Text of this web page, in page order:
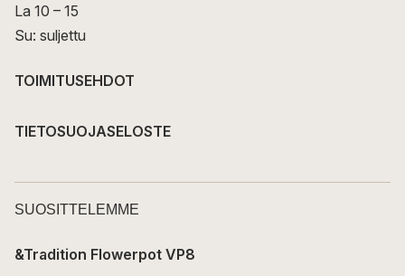
La 10 – 15
Su: suljettu
TOIMITUSEHDOT
TIETOSUOJASELOSTE
SUOSITTELEMME
&Tradition Flowerpot VP8